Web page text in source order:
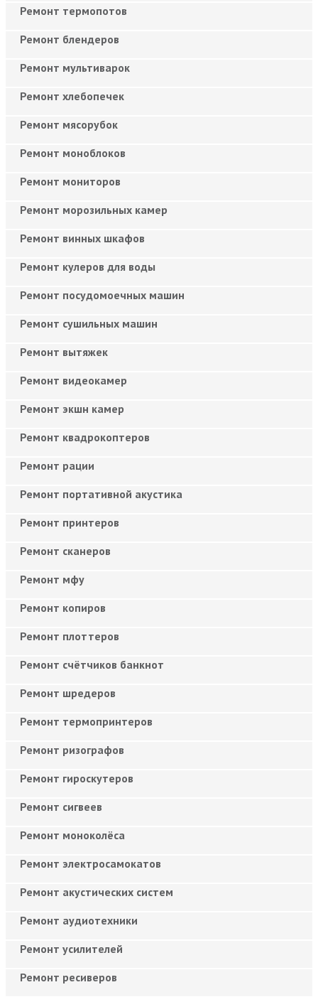
Ремонт термопотов
Ремонт блендеров
Ремонт мультиварок
Ремонт хлебопечек
Ремонт мясорубок
Ремонт моноблоков
Ремонт мониторов
Ремонт морозильных камер
Ремонт винных шкафов
Ремонт кулеров для воды
Ремонт посудомоечных машин
Ремонт сушильных машин
Ремонт вытяжек
Ремонт видеокамер
Ремонт экшн камер
Ремонт квадрокоптеров
Ремонт рации
Ремонт портативной акустика
Ремонт принтеров
Ремонт сканеров
Ремонт мфу
Ремонт копиров
Ремонт плоттеров
Ремонт счётчиков банкнот
Ремонт шредеров
Ремонт термопринтеров
Ремонт ризографов
Ремонт гироскутеров
Ремонт сигвеев
Ремонт моноколёса
Ремонт электросамокатов
Ремонт акустических систем
Ремонт аудиотехники
Ремонт усилителей
Ремонт ресиверов